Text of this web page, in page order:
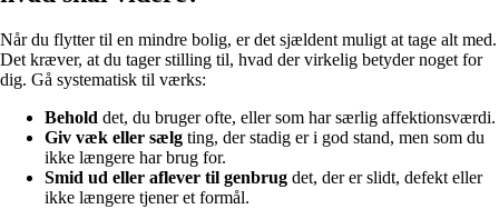
Når du flytter til en mindre bolig, er det sjældent muligt at tage alt med.
Det kræver, at du tager stilling til, hvad der virkelig betyder noget for
dig. Gå systematisk til værks:
Behold det, du bruger ofte, eller som har særlig affektionsværdi.
Giv væk eller sælg ting, der stadig er i god stand, men som du
ikke længere har brug for.
Smid ud eller aflever til genbrug det, der er slidt, defekt eller
ikke længere tjener et formål.